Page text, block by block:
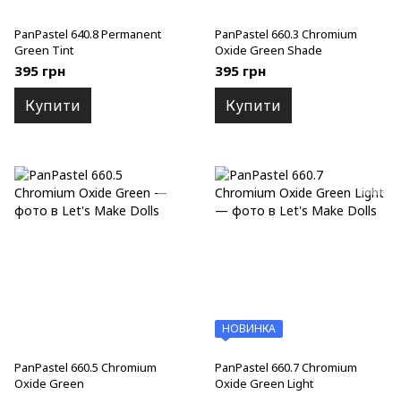
PanPastel 640.8 Permanent
Green Tint
395 грн
Купити
PanPastel 660.3 Chromium
Oxide Green Shade
395 грн
Купити
PanPastel 660.5 Chromium
Oxide Green
НОВИНКА
PanPastel 660.7 Chromium
Oxide Green Light